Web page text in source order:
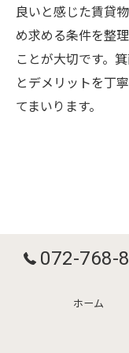
良いと感じた賃貸
め求める条件を整
ことが大切です。
とデメリットを丁
てまいります。
072-768-
ホーム